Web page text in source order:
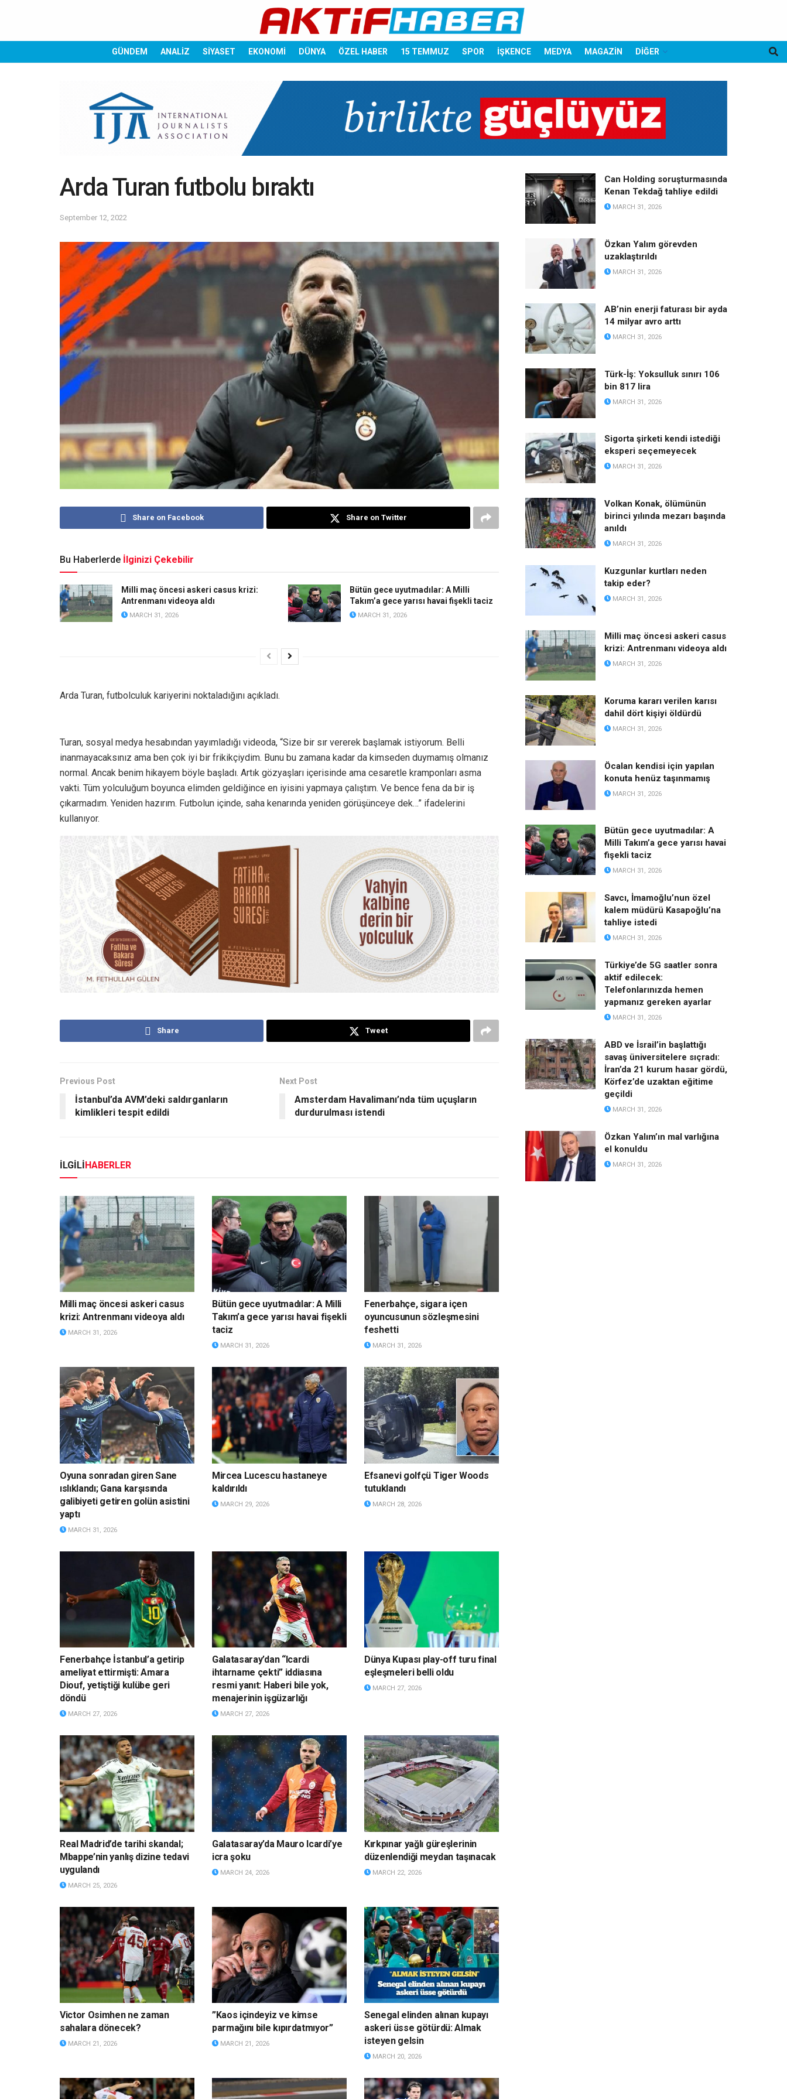
GÜNDEM ANALİZ SİYASET EKONOMİ DÜNYA ÖZEL HABER 15 TEMMUZ SPOR İŞKENCE MEDYA MAGAZİN DİĞER
Arda Turan futbolu bıraktı
September 12, 2022
Share on Facebook Share on Twitter
Bu Haberlerde İlginizi Çekebilir
Milli maç öncesi askeri casus krizi:
Antrenmanı videoya aldı
MARCH 31, 2026
Bütün gece uyutmadılar: A Milli
Takım’a gece yarısı havai fişekli taciz
MARCH 31, 2026
Arda Turan, futbolculuk kariyerini noktaladığını açıkladı.
Turan, sosyal medya hesabından yayımladığı videoda, “Size bir sır vererek başlamak istiyorum. Belli
inanmayacaksınız ama ben çok iyi bir frikikçiydim. Bunu bu zamana kadar da kimseden duymamış olmanız
normal. Ancak benim hikayem böyle başladı. Artık gözyaşları içerisinde ama cesaretle kramponları asma
vakti. Tüm yolculuğum boyunca elimden geldiğince en iyisini yapmaya çalıştım. Ve bence fena da bir iş
çıkarmadım. Yeniden hazırım. Futbolun içinde, saha kenarında yeniden görüşünceye dek…” ifadelerini
kullanıyor.
Share Tweet
Previous Post
İstanbul’da AVM’deki saldırganların
kimlikleri tespit edildi
Next Post
Amsterdam Havalimanı’nda tüm uçuşların
durdurulması istendi
İLGİLİHABERLER
Milli maç öncesi askeri casus
krizi: Antrenmanı videoya aldı
MARCH 31, 2026
Bütün gece uyutmadılar: A Milli
Takım’a gece yarısı havai fişekli
taciz
MARCH 31, 2026
Fenerbahçe, sigara içen
oyuncusunun sözleşmesini
feshetti
MARCH 31, 2026
Oyuna sonradan giren Sane
ıslıklandı; Gana karşısında
galibiyeti getiren golün asistini
yaptı
MARCH 31, 2026
Mircea Lucescu hastaneye
kaldırıldı
MARCH 29, 2026
Efsanevi golfçü Tiger Woods
tutuklandı
MARCH 28, 2026
Fenerbahçe İstanbul’a getirip
ameliyat ettirmişti: Amara
Diouf, yetiştiği kulübe geri
döndü
MARCH 27, 2026
Galatasaray’dan “Icardi
ihtarname çekti” iddiasına
resmi yanıt: Haberi bile yok,
menajerinin işgüzarlığı
MARCH 27, 2026
Dünya Kupası play-off turu final
eşleşmeleri belli oldu
MARCH 27, 2026
Real Madrid’de tarihi skandal;
Mbappe’nin yanlış dizine tedavi
uygulandı
MARCH 25, 2026
Galatasaray’da Mauro Icardi’ye
icra şoku
MARCH 24, 2026
Kırkpınar yağlı güreşlerinin
düzenlendiği meydan taşınacak
MARCH 22, 2026
Victor Osimhen ne zaman
sahalara dönecek?
MARCH 21, 2026
”Kaos içindeyiz ve kimse
parmağını bile kıpırdatmıyor”
MARCH 21, 2026
Senegal elinden alınan kupayı
askeri üsse götürdü: Almak
isteyen gelsin
MARCH 20, 2026
Can Holding soruşturmasında
Kenan Tekdağ tahliye edildi
MARCH 31, 2026
Özkan Yalım görevden
uzaklaştırıldı
MARCH 31, 2026
AB’nin enerji faturası bir ayda
14 milyar avro arttı
MARCH 31, 2026
Türk-İş: Yoksulluk sınırı 106
bin 817 lira
MARCH 31, 2026
Sigorta şirketi kendi istediği
eksperi seçemeyecek
MARCH 31, 2026
Volkan Konak, ölümünün
birinci yılında mezarı başında
anıldı
MARCH 31, 2026
Kuzgunlar kurtları neden
takip eder?
MARCH 31, 2026
Milli maç öncesi askeri casus
krizi: Antrenmanı videoya aldı
MARCH 31, 2026
Koruma kararı verilen karısı
dahil dört kişiyi öldürdü
MARCH 31, 2026
Öcalan kendisi için yapılan
konuta henüz taşınmamış
MARCH 31, 2026
Bütün gece uyutmadılar: A
Milli Takım’a gece yarısı havai
fişekli taciz
MARCH 31, 2026
Savcı, İmamoğlu’nun özel
kalem müdürü Kasapoğlu’na
tahliye istedi
MARCH 31, 2026
Türkiye’de 5G saatler sonra
aktif edilecek:
Telefonlarınızda hemen
yapmanız gereken ayarlar
MARCH 31, 2026
ABD ve İsrail’in başlattığı
savaş üniversitelere sıçradı:
İran’da 21 kurum hasar gördü,
Körfez’de uzaktan eğitime
geçildi
MARCH 31, 2026
Özkan Yalım’ın mal varlığına
el konuldu
MARCH 31, 2026